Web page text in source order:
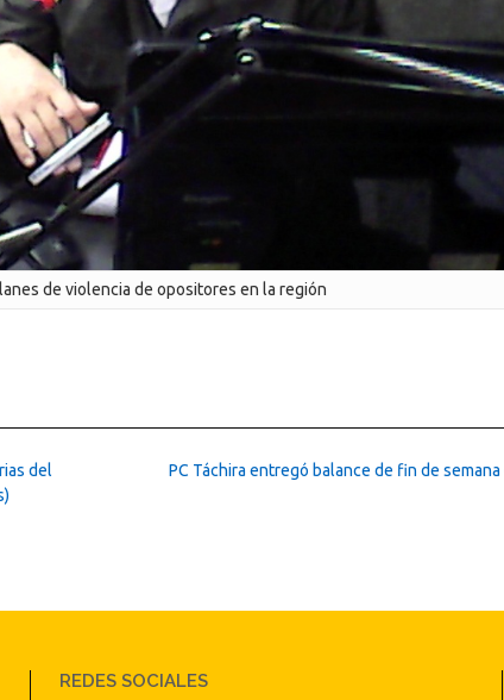
de violencia de opositores en la región
PC Táchira entregó balance de fin de semana
del
REDES SOCIALES